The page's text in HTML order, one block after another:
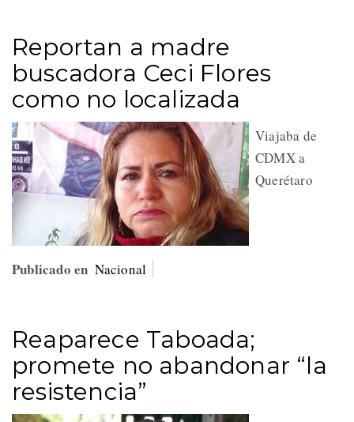
Reportan a madre
buscadora Ceci Flores
como no localizada
Viajaba de
CDMX a
Querétaro
Publicado en Nacional
Reaparece Taboada;
promete no abandonar “la
resistencia”